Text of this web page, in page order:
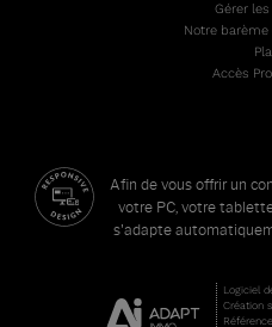
Gérer
Notre
Accès
Afin de vous offrir un
votre PC, votre
s'adapte
Logiciel
Création